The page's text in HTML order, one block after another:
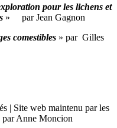
pour les lichens et
» par Jean Gagnon
comestibles » par Gilles
| Site web maintenu par les
par Anne Moncion